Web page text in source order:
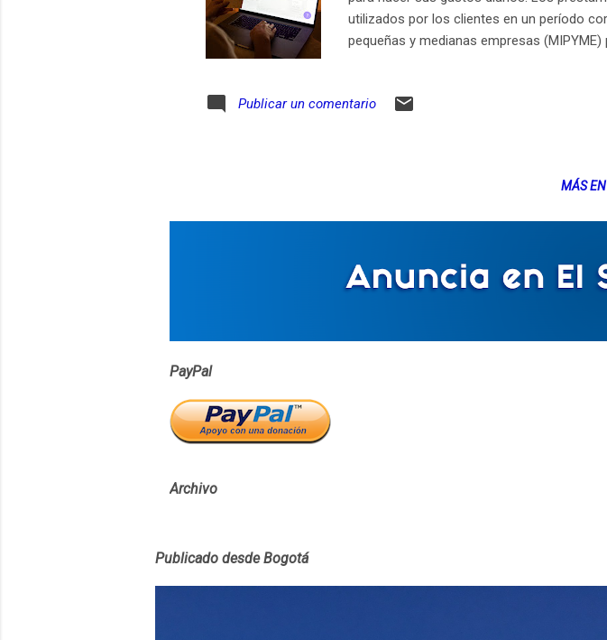
utilizados por los clientes en un período
pequeñas y medianas empresas
también pueden solicitar préstamos de
Publicar un comentario
MÁS
PayPal
Archivo
Publicado desde Bogotá